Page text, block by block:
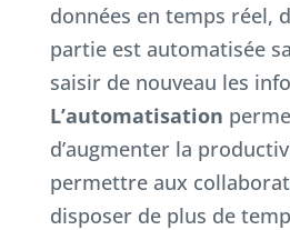
données en temps réel,
partie est automatisée
saisir de nouveau les
L’automatisation
d’augmenter la
permettre aux
disposer de plus de